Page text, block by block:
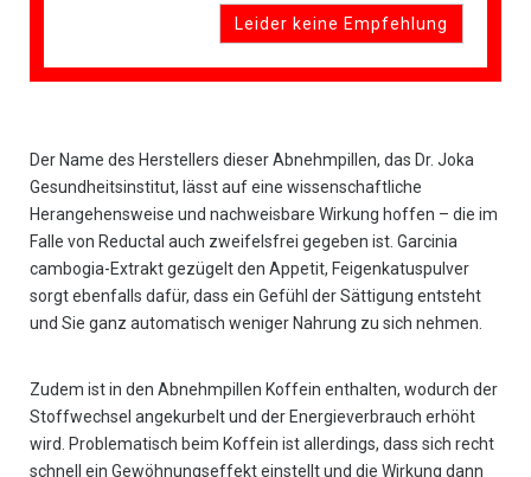
Leider keine Empfehlung
Der Name des Herstellers dieser Abnehmpillen, das Dr. Joka
Gesundheitsinstitut, lässt auf eine wissenschaftliche
Herangehensweise und nachweisbare Wirkung hoffen – die im
Falle von Reductal auch zweifelsfrei gegeben ist. Garcinia
cambogia-Extrakt gezügelt den Appetit, Feigenkatuspulver
sorgt ebenfalls dafür, dass ein Gefühl der Sättigung entsteht
und Sie ganz automatisch weniger Nahrung zu sich nehmen.
Zudem ist in den Abnehmpillen Koffein enthalten, wodurch der
Stoffwechsel angekurbelt und der Energieverbrauch erhöht
wird. Problematisch beim Koffein ist allerdings, dass sich recht
schnell ein Gewöhnungseffekt einstellt und die Wirkung dann